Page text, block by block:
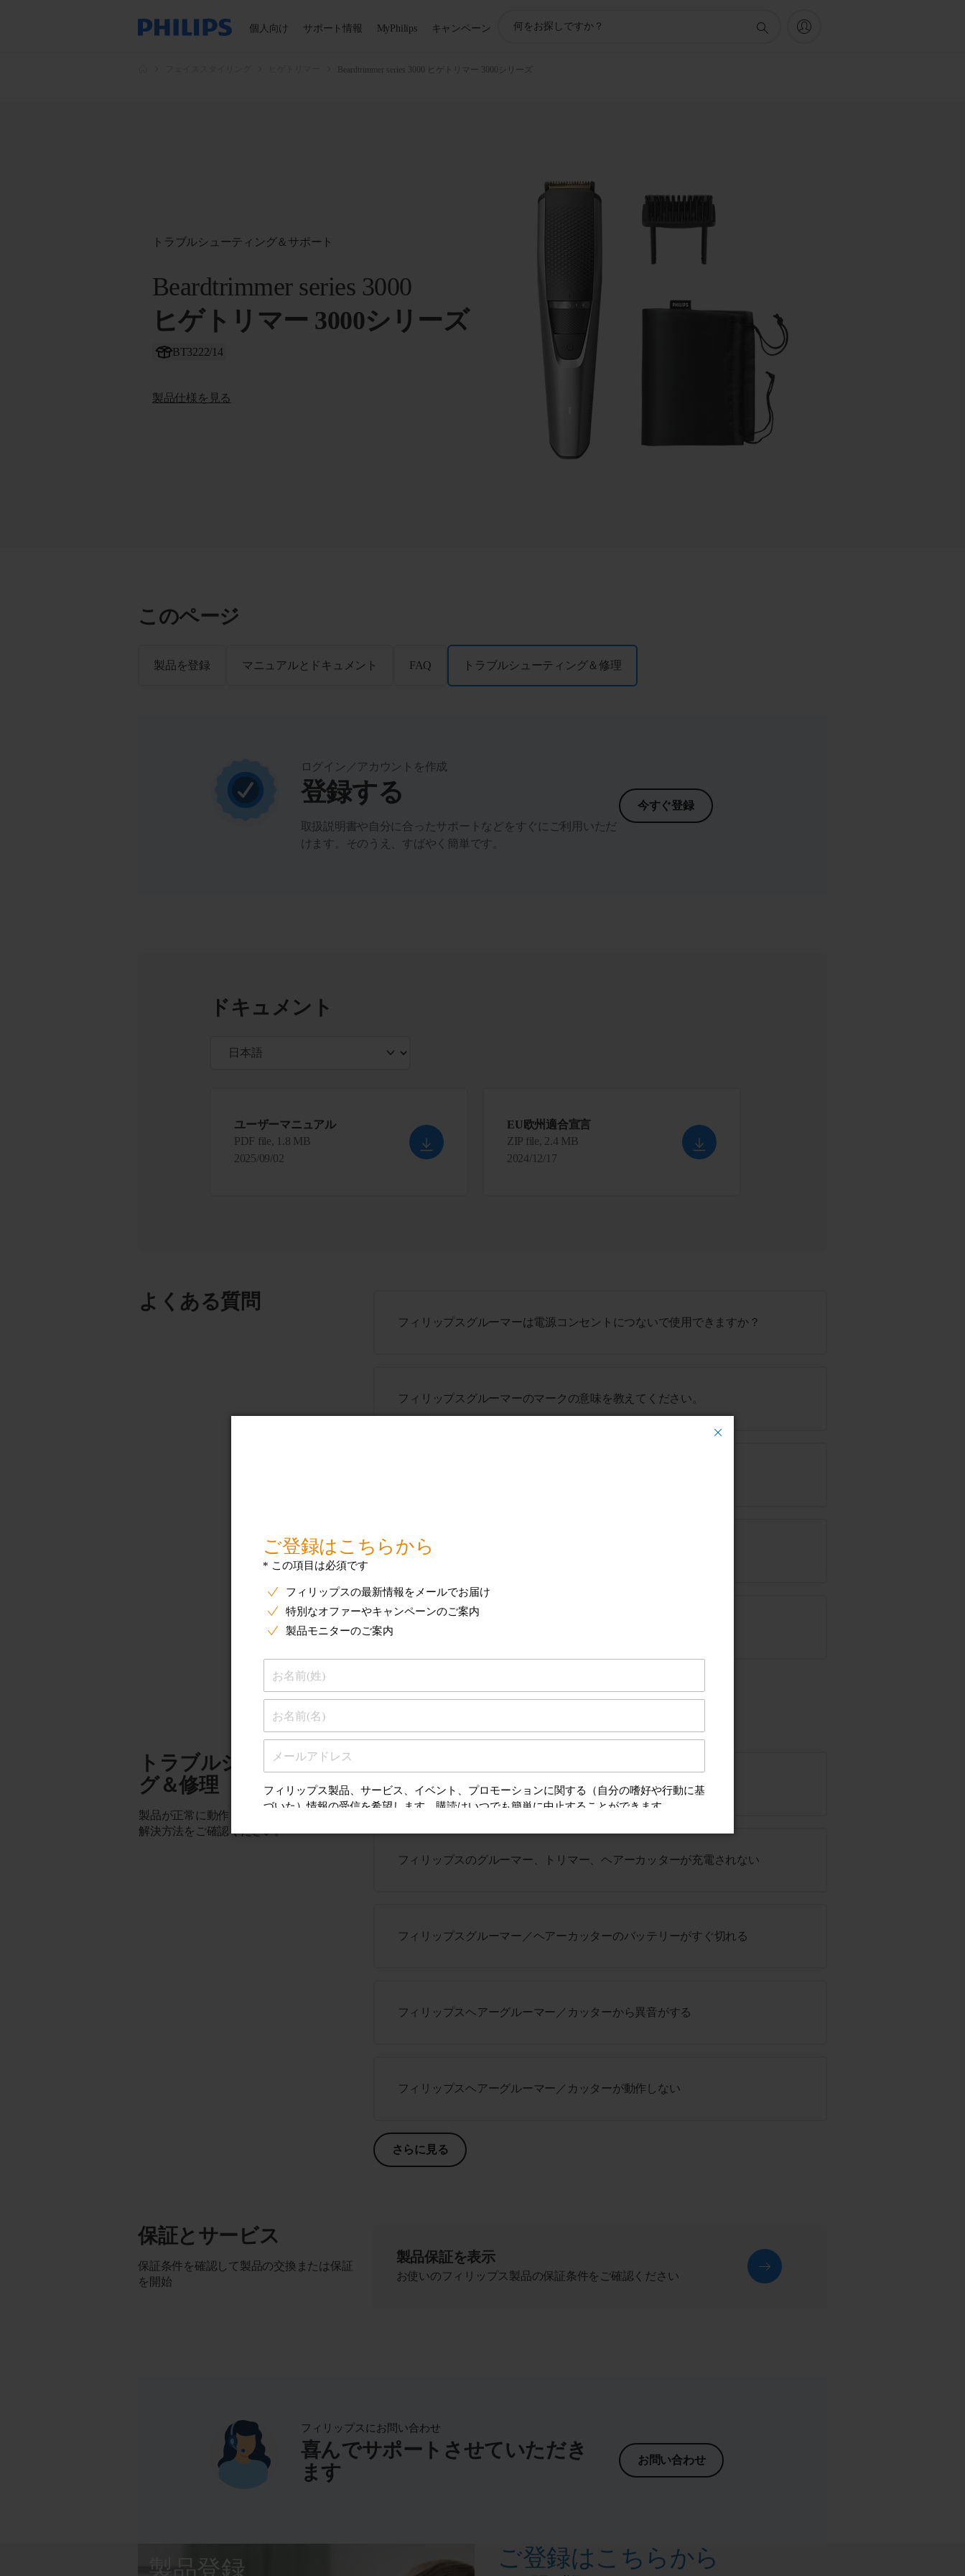
個人向け サポート情報 MyPhilips キャンペーン
Beardtrimmer series 3000 ヒゲトリマー 3000シリーズ
トラブルシューティング＆サポート
Beardtrimmer series 3000
ヒゲトリマー 3000シリーズ
BT3222/14
製品仕様を見る
このページ
製品を登録 マニュアルとドキュメント FAQ トラブルシューティング＆修理
ログイン／アカウントを作成
登録する
取扱説明書や自分に合ったサポートなどをすぐにご利用いただ
けます。そのうえ、すばやく簡単です。
今すぐ登録
ドキュメント
ユーザーマニュアル
PDF file, 1.8 MB
2025/09/02
EU欧州適合宣言
ZIP file, 2.4 MB
2024/12/17
よくある質問
フィリップスグルーマーは電源コンセントにつないで使用できますか？
フィリップスグルーマーのマークの意味を教えてください。
フィリップスグルーマーのお手入れ方法
トラブルシューティン
グ＆修理
製品が正常に動作しない場合は、こちらの
解決方法をご確認ください。
フィリップスヒゲトリマー／シェーバーがオンにならない
フィリップスのグルーマー、トリマー、ヘアーカッターが充電されない
フィリップスグルーマー／ヘアーカッターのバッテリーがすぐ切れる
フィリップスヘアーグルーマー／カッターから異音がする
フィリップスヘアーグルーマー／カッターが動作しない
さらに見る
保証とサービス
保証条件を確認して製品の交換または保証
を開始
製品保証を表示
お使いのフィリップス製品の保証条件をご確認ください
フィリップスにお問い合わせ
喜んでサポートさせていただき
ます
お問い合わせ
製品登録 ご登録はこちらから